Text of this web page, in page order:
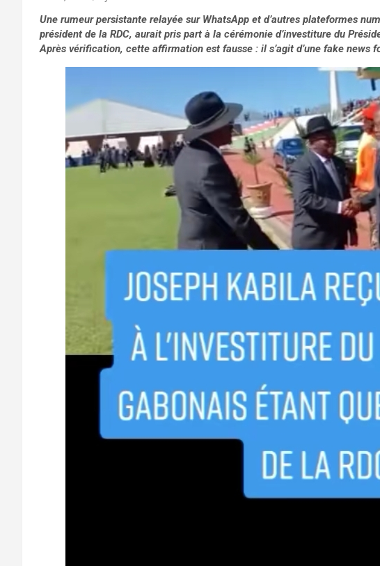
Une rumeur persistante relayée sur WhatsApp et d’autres plateformes
président de la RDC, aurait pris part à la cérémonie d’investiture du
Après vérification, cette affirmation est fausse : il s’agit d’une fake news